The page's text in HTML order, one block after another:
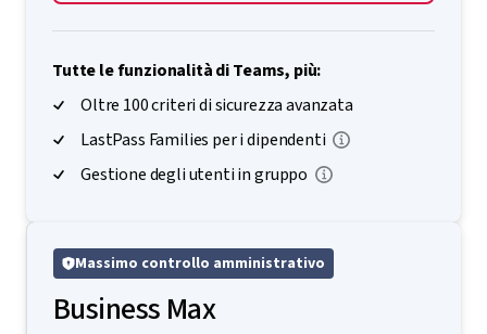
Tutte le funzionalità di Teams, più:
Oltre 100 criteri di sicurezza avanzata
LastPass Families per i dipendenti
Gestione degli utenti in gruppo
Massimo controllo amministrativo
Business Max